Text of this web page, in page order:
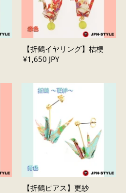
【折鶴イヤリング】桔梗
¥1,650 JPY
【折鶴ピアス】更紗